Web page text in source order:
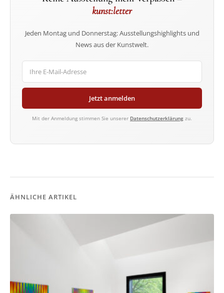
kunst:letter
Jeden Montag und Donnerstag: Ausstellungshighlights und
News aus der Kunstwelt.
Jetzt anmelden
Mit der Anmeldung stimmen Sie unserer Datenschutzerklärung zu.
ÄHNLICHE ARTIKEL